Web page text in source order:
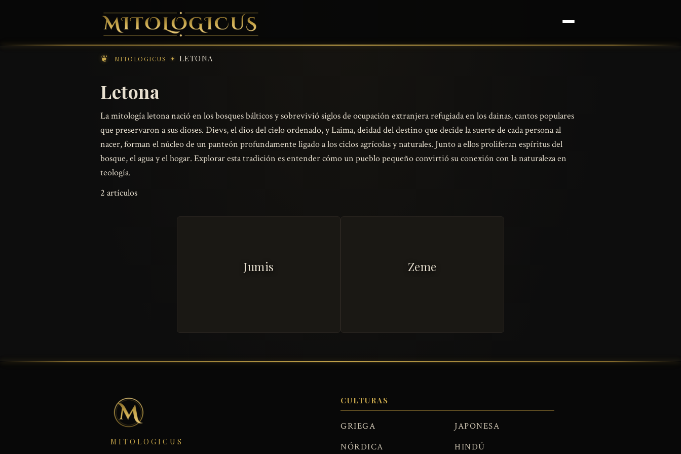
MITOLOGICUS LETONA
Letona
La mitología letona nació en los bosques bálticos y sobrevivió siglos de ocupación extranjera refugiada en los dainas, cantos populares
que preservaron a sus dioses. Dievs, el dios del cielo ordenado, y Laima, deidad del destino que decide la suerte de cada persona al
nacer, forman el núcleo de un panteón profundamente ligado a los ciclos agrícolas y naturales. Junto a ellos proliferan espíritus del
bosque, el agua y el hogar. Explorar esta tradición es entender cómo un pueblo pequeño convirtió su conexión con la naturaleza en
teología.
2 artículos
Jumis Zeme
MITOLOGICUS
CULTURAS
GRIEGA
NÓRDICA
JAPONESA
HINDÚ